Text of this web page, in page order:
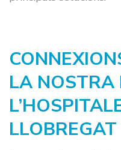
LA NOSTRA
LLOBREGAT